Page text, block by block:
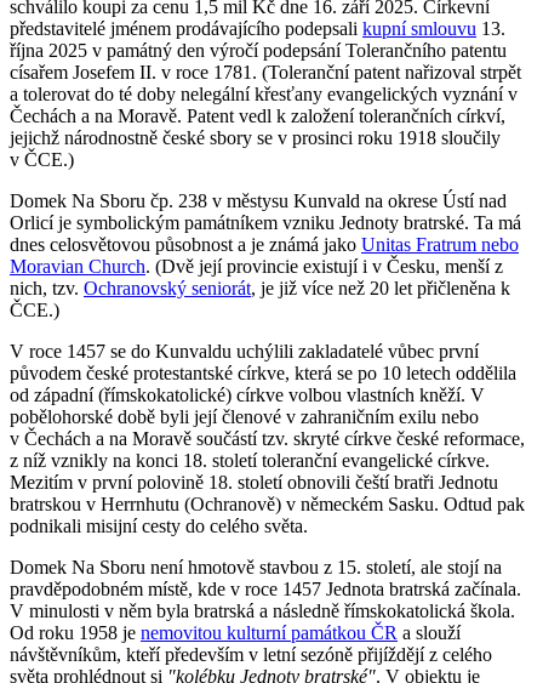
schválilo koupi za cenu 1,5 mil Kč dne 16. září 2025. Církevní
představitelé jménem prodávajícího podepsali kupní smlouvu 13.
října 2025 v památný den výročí podepsání Tolerančního patentu
císařem Josefem II. v roce 1781. (Toleranční patent nařizoval strpět
a tolerovat do té doby nelegální křesťany evangelických vyznání v
Čechách a na Moravě. Patent vedl k založení tolerančních církví,
jejichž národnostně české sbory se v prosinci roku 1918 sloučily
v ČCE.)
Domek Na Sboru čp. 238 v městysu Kunvald na okrese Ústí nad
Orlicí je symbolickým památníkem vzniku Jednoty bratrské. Ta má
dnes celosvětovou působnost a je známá jako Unitas Fratrum nebo
Moravian Church. (Dvě její provincie existují i v Česku, menší z
nich, tzv. Ochranovský seniorát, je již více než 20 let přičleněna k
ČCE.)
V roce 1457 se do Kunvaldu uchýlili zakladatelé vůbec první
původem české protestantské církve, která se po 10 letech oddělila
od západní (římskokatolické) církve volbou vlastních kněží. V
pobělohorské době byli její členové v zahraničním exilu nebo
v Čechách a na Moravě součástí tzv. skryté církve české reformace,
z níž vznikly na konci 18. století toleranční evangelické církve.
Mezitím v první polovině 18. století obnovili čeští bratři Jednotu
bratrskou v Herrnhutu (Ochranově) v německém Sasku. Odtud pak
podnikali misijní cesty do celého světa.
Domek Na Sboru není hmotově stavbou z 15. století, ale stojí na
pravděpodobném místě, kde v roce 1457 Jednota bratrská začínala.
V minulosti v něm byla bratrská a následně římskokatolická škola.
Od roku 1958 je nemovitou kulturní památkou ČR a slouží
návštěvníkům, kteří především v letní sezóně přijíždějí z celého
světa prohlédnout si "kolébku Jednoty bratrské". V objektu je